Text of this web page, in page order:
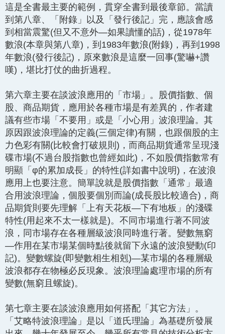
這是全書最主要的範例，貫穿全書到最後章節。當讀
到第八章、「附錄」以及「發行後記」完，應該會感
到相當震驚(但又不意外—如果讀懂的話)，從1978年
數浪(本章與第八章)，到1983年數浪(附錄)，再到1998
年數浪(發行後記)，原來數浪是這麼一回事(驚嚇+讚
嘆)，堪比打仗的曲折過程。
第六章主要在談波浪應用的「市場」。股價指數、個
股、商品期貨，應用於各種市場是有差異的，作者建
議有些市場「不要用」或是「小心用」波浪理論。其
原因跟波浪理論的定義(三個定律)有關，也跟個股的主
力色彩有關(比較會打破規則)，而商品期貨通常呈現淺
碟市場(不過台股指數也曾經如此)，不如股價指數常有
明顯「φ的累加成長」的特性(詳如書中說明)，在波浪
應用上也要注意。簡單說就是股價指數「通常」最適
合用波浪理論，個股要個別而論(成長股比較適合)，商
品期貨則要先理解「上有天花板—下有地板」的淺碟
特性(用起來不太一樣就是)。不同市場進行著不同波
浪，同市場存在各種層級波浪同時進行著。變數無窮
—作用在某市場某個時點後就留下永遠的波浪變動(印
記)。變數螺旋(即變數相生相剋)—某市場的各種層級
波浪都存在物極必反現象。波浪理論處理市場的所有
變數(無窮且螺旋)。
第七章主要在談波浪應用如何搭配「其它方法」。
「艾略特波浪理論」是以「道氏理論」為基礎所發展